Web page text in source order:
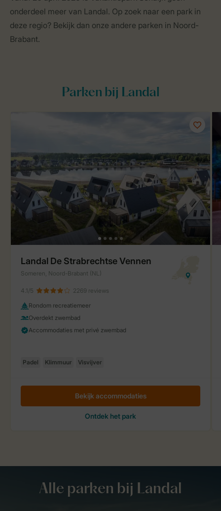
onderdeel meer van Landal. Op zoek naar een park in
deze regio? Bekijk dan onze andere parken in Noord-
Brabant.
Alle parken bij Landal